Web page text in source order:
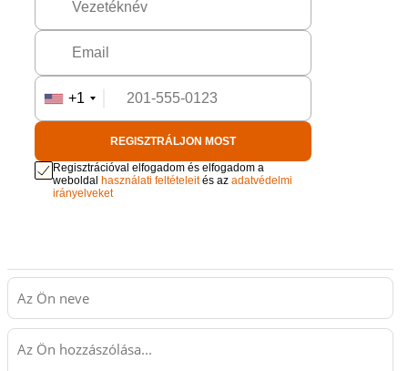
+1
REGISZTRÁLJON MOST
Regisztrációval elfogadom és elfogadom a
weboldal használati feltételeités azadatvédelmi
irányelveket